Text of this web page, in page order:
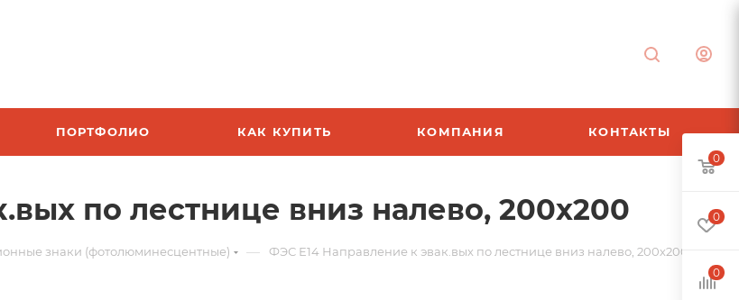
ПОРТФОЛИО КАК КУПИТЬ КОМПАНИЯ КОНТАКТЫ
по лестнице вниз налево, 200х200
знаки (фотолюминесцентные) — ФЭС Е14 Направление к эвак.вых по лестнице вниз налево, 200х200
0
0
0